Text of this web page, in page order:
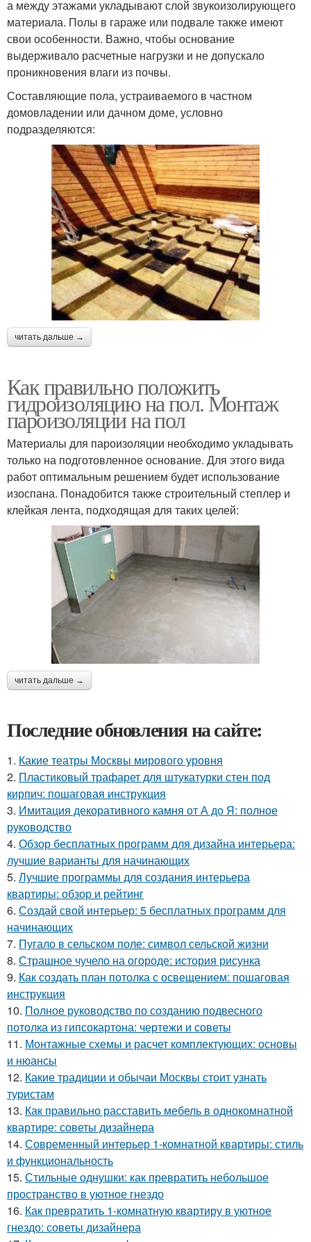
а между этажами укладывают слой звукоизолирующего
материала. Полы в гараже или подвале также имеют
свои особенности. Важно, чтобы основание
выдерживало расчетные нагрузки и не допускало
проникновения влаги из почвы.
Составляющие пола, устраиваемого в частном
домовладении или дачном доме, условно
подразделяются:
читать дальше →
Как правильно положить
гидроизоляцию на пол. Монтаж
пароизоляции на пол
Материалы для пароизоляции необходимо укладывать
только на подготовленное основание. Для этого вида
работ оптимальным решением будет использование
изоспана. Понадобится также строительный степлер и
клейкая лента, подходящая для таких целей:
читать дальше →
Последние обновления на сайте:
1. Какие театры Москвы мирового уровня
2. Пластиковый трафарет для штукатурки стен под
кирпич: пошаговая инструкция
3. Имитация декоративного камня от А до Я: полное
руководство
4. Обзор бесплатных программ для дизайна интерьера:
лучшие варианты для начинающих
5. Лучшие программы для создания интерьера
квартиры: обзор и рейтинг
6. Создай свой интерьер: 5 бесплатных программ для
начинающих
7. Пугало в сельском поле: символ сельской жизни
8. Страшное чучело на огороде: история рисунка
9. Как создать план потолка с освещением: пошаговая
инструкция
10. Полное руководство по созданию подвесного
потолка из гипсокартона: чертежи и советы
11. Монтажные схемы и расчет комплектующих: основы
и нюансы
12. Какие традиции и обычаи Москвы стоит узнать
туристам
13. Как правильно расставить мебель в однокомнатной
квартире: советы дизайнера
14. Современный интерьер 1-комнатной квартиры: стиль
и функциональность
15. Стильные однушки: как превратить небольшое
пространство в уютное гнездо
16. Как превратить 1-комнатную квартиру в уютное
гнездо: советы дизайнера